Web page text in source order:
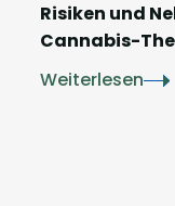
Risiken und
Cannabis-
Weiterlesen